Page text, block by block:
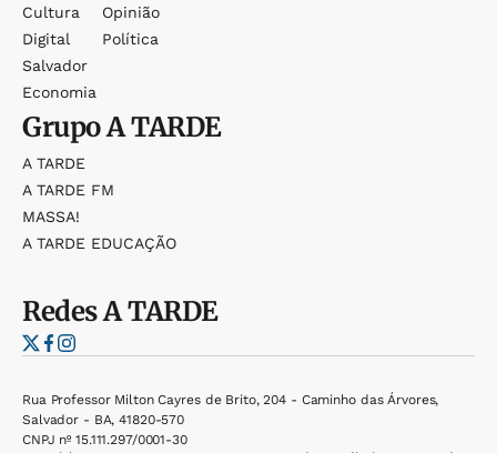
Cultura
Digital
Salvador
Economia
Opinião
Política
GrupoA TARDE
A TARDE
A TARDE FM
MASSA!
A TARDE EDUCAÇÃO
RedesA TARDE
Rua Professor Milton Cayres de Brito, 204 - Caminho das Árvores,
Salvador - BA, 41820-570
CNPJ nº 15.111.297/0001-30